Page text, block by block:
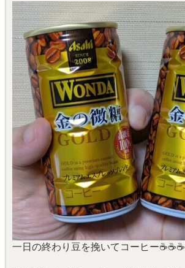
一日の終わり豆を挽いてコーヒー☕☕☕